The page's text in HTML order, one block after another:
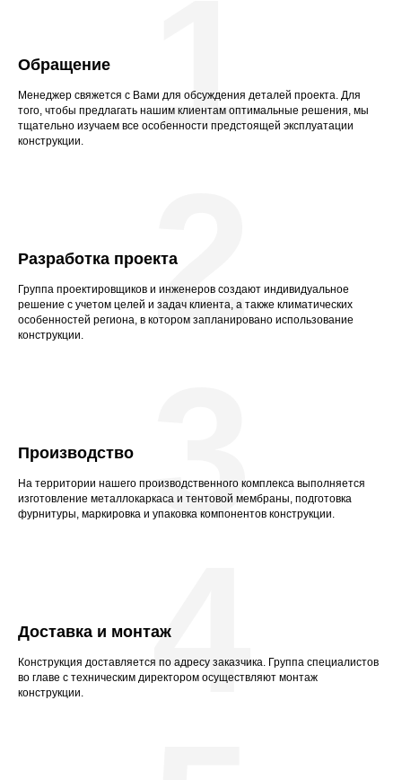
Обращение
Менеджер свяжется с Вами для обсуждения деталей проекта. Для
того, чтобы предлагать нашим клиентам оптимальные решения, мы
тщательно изучаем все особенности предстоящей эксплуатации
конструкции.
1
Разработка проекта
Группа проектировщиков и инженеров создают индивидуальное
решение с учетом целей и задач клиента, а также климатических
особенностей региона, в котором запланировано использование
конструкции.
2
Производство
На территории нашего производственного комплекса выполняется
изготовление металлокаркаса и тентовой мембраны, подготовка
фурнитуры, маркировка и упаковка компонентов конструкции.
3
Доставка и монтаж
Конструкция доставляется по адресу заказчика. Группа специалистов
во главе с техническим директором осуществляют монтаж
конструкции.
4